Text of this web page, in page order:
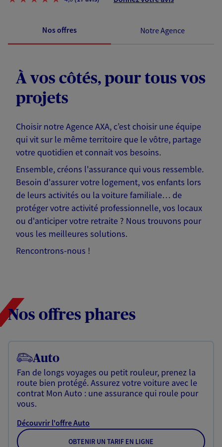
Nos offres Notre Agence
À vos côtés, pour tous vos
projets
Choisir notre Agence AXA, c’est choisir une équipe
qui vit sur le même territoire que le vôtre, partage
votre quotidien et connait vos besoins.
Ensemble, créons l'assurance qui vous ressemble.
Besoin d'assurer votre logement, vos enfants lors
de leurs activités ou la voiture familiale… de
protéger votre activité professionnelle, vos locaux
ou d'anticiper votre retraite ? Nous trouvons pour
vous les meilleures solutions.
Rencontrons-nous !
Nos offres phares
Auto
Fan de longs voyages ou petit rouleur, prenez la
route bien protégé. Assurez votre voiture avec le
contrat Mon Auto : une assurance qui roule pour
vous.
Découvrir l'offre Auto
OBTENIR UN TARIF EN LIGNE